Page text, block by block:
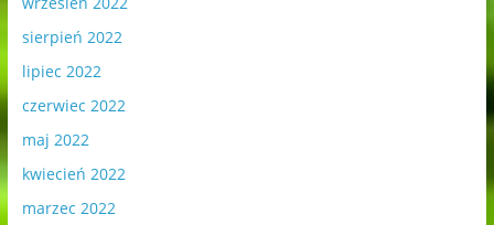
sierpień 2022
lipiec 2022
czerwiec 2022
maj 2022
kwiecień 2022
marzec 2022